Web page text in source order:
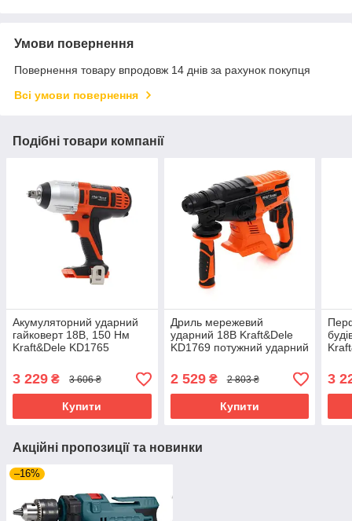
Умови повернення
Повернення товару впродовж 14 днів за рахунок покупця
Всі умови повернення
Подібні товари компанії
Акумуляторний ударний
гайковерт 18В, 150 Нм
Kraft&Dele KD1765
акумуляторний
3 229 ₴ 3 606 ₴
Купити
Дриль мережевий
ударний 18В Kraft&Dele
KD1769 потужний ударний
2 529₴ 2 803 ₴
Купити
3
Акційні пропозиції та новинки
–16%